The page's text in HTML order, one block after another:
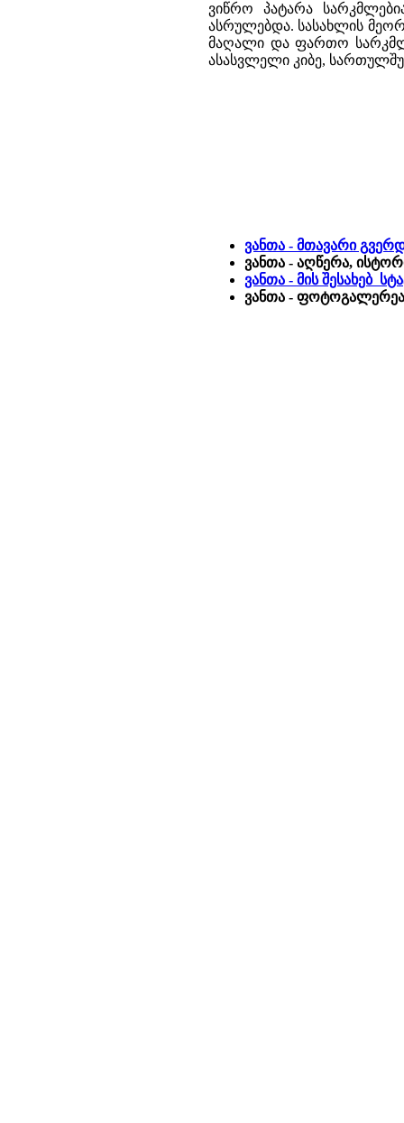
ვიწრო პატარა
ასრულებდა. სასახლის
მაღალი და ფართო
ასასვლელი კიბე,
ვანთა - მთავარი
ვანთა - აღწერა,
ვანთა - მის შესახებ
ვანთა -